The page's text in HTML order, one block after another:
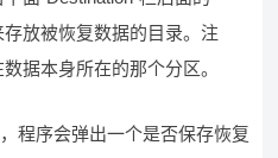
存放被恢复数据的目录。注
据本身所在的那个分区。
程序会弹出一个是否保存恢复